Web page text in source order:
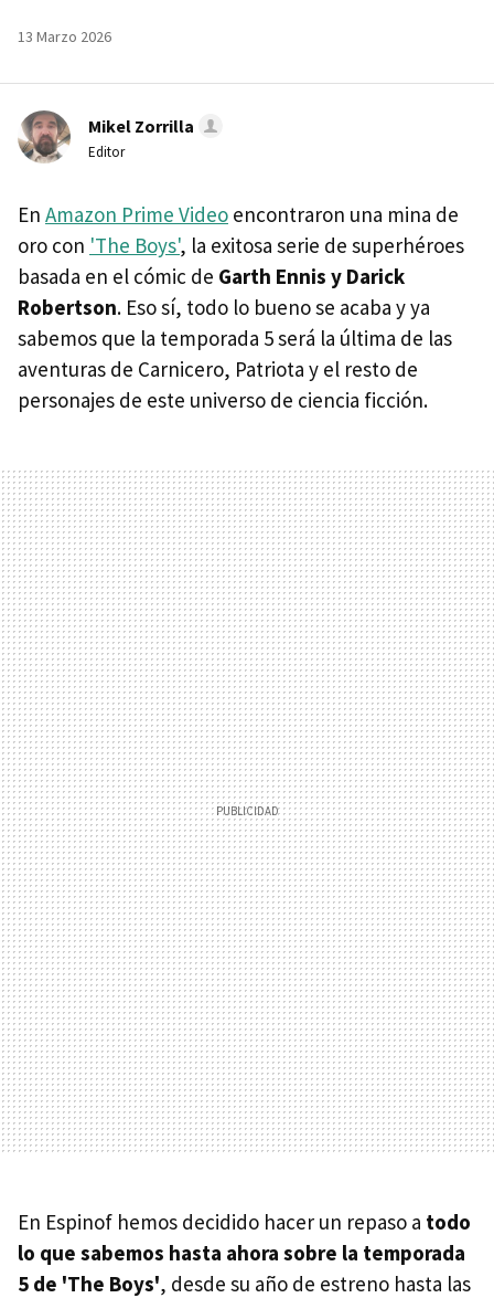
13 Marzo 2026
Mikel Zorrilla
Editor
En Amazon Prime Video encontraron una mina de
oro con 'The Boys', la exitosa serie de superhéroes
basada en el cómic de Garth Ennis y Darick
Robertson. Eso sí, todo lo bueno se acaba y ya
sabemos que la temporada 5 será la última de las
aventuras de Carnicero, Patriota y el resto de
personajes de este universo de ciencia ficción.
En Espinof hemos decidido hacer un repaso a todo
lo que sabemos hasta ahora sobre la temporada
5 de 'The Boys', desde su año de estreno hasta las